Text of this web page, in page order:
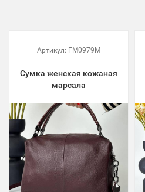
Артикул: FM0979M
Сумка женская кожаная
марсала